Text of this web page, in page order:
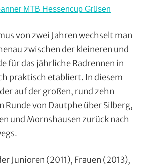
von zwei Jahren wechselt man
zwischen der kleineren und
für das jährliche Radrennen in
praktisch etabliert. In diesem
auf der großen, rund zehn
Runde von Dautphe über Silberg,
und Mornshausen zurück nach
Junioren (2011), Frauen (2013),